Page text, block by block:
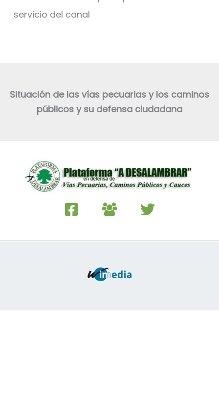
servicio del canal
Situación de las vías pecuarias y los caminos
públicos y su defensa ciudadana